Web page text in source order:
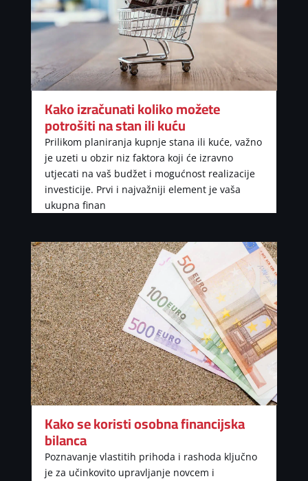
Kako izračunati koliko možete
potrošiti na stan ili kuću
Prilikom planiranja kupnje stana ili kuće, važno
je uzeti u obzir niz faktora koji će izravno
utjecati na vaš budžet i mogućnost realizacije
investicije. Prvi i najvažniji element je vaša
ukupna finan
Kako se koristi osobna financijska
bilanca
Poznavanje vlastitih prihoda i rashoda ključno
je za učinkovito upravljanje novcem i